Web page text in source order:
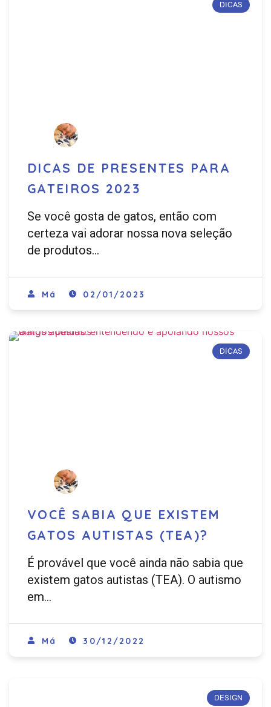
DICAS
DICAS DE PRESENTES PARA
GATEIROS 2023
Se você gosta de gatos, então com
certeza vai adorar nossa nova seleção
de produtos…
Má 02/01/2023
DICAS
VOCÊ SABIA QUE EXISTEM
GATOS AUTISTAS (TEA)?
É provável que você ainda não sabia que
existem gatos autistas (TEA). O autismo
em…
Má 30/12/2022
DESIGN